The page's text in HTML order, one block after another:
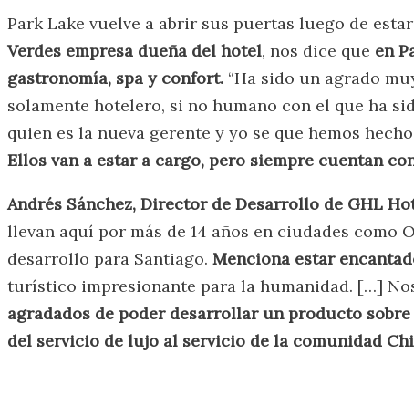
Park Lake vuelve a abrir sus puertas luego de
Verdes empresa dueña del hotel, nos dice que en
gastronomía, spa y confort. “Ha sido un agrado
solamente hotelero, si no humano con el que ha
quien es la nueva gerente y yo se que hemos
Ellos van a estar a cargo, pero siempre cuentan
Andrés Sánchez, Director de Desarrollo de GHL
llevan aquí por más de 14 años en ciudades como
desarrollo para Santiago. Menciona estar
turístico impresionante para la humanidad. […]
agradados de poder desarrollar un producto
del servicio de lujo al servicio de la comunidad